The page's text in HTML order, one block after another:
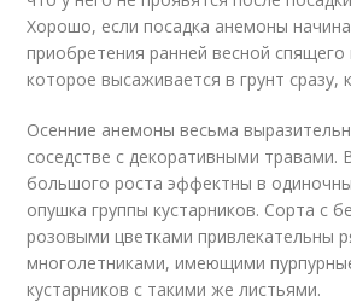
Хорошо, если посадка анемоны
приобретения ранней весной
которое высаживается в грунт сразу,
Осенние анемоны весьма
соседстве с декоративными травами.
большого роста эффектны в
опушка группы кустарников. Сорта с
розовыми цветками привлекательны
многолетниками, имеющими
кустарников с такими же листьями.